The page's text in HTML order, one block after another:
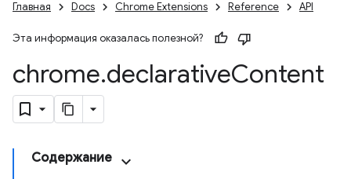
Главная Docs Chrome Extensions Reference API
Эта информация оказалась полезной?
chrome.declarativeContent
Содержание